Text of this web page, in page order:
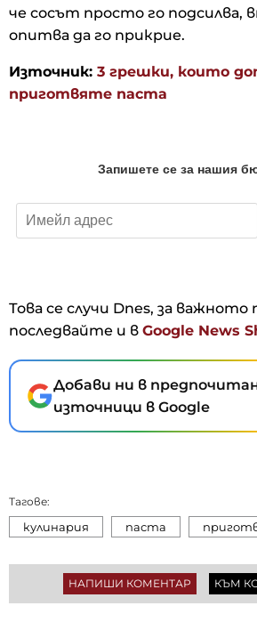
че сосът просто го подсилва,
опитва да го прикрие.
Източник: 3 грешки, които
приготвяте паста
Това се случи Dnes, за важното
последвайте и в Google News
Добави ни в
източници в Google
Тагове:
кулинария паста
НАПИШИ КОМЕНТАР КЪМ